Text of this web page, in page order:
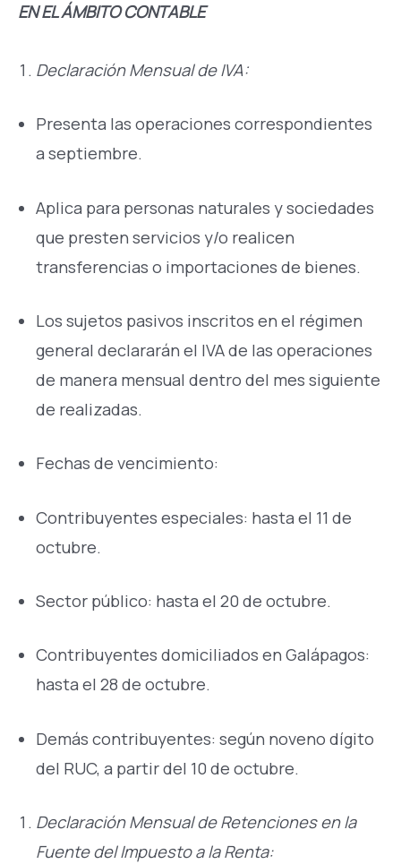
EN EL ÁMBITO CONTABLE
Declaración Mensual de IVA:
Presenta las operaciones correspondientes
a septiembre.
Aplica para personas naturales y sociedades
que presten servicios y/o realicen
transferencias o importaciones de bienes.
Los sujetos pasivos inscritos en el régimen
general declararán el IVA de las operaciones
de manera mensual dentro del mes siguiente
de realizadas.
Fechas de vencimiento:
Contribuyentes especiales: hasta el 11 de
octubre.
Sector público: hasta el 20 de octubre.
Contribuyentes domiciliados en Galápagos:
hasta el 28 de octubre.
Demás contribuyentes: según noveno dígito
del RUC, a partir del 10 de octubre.
Declaración Mensual de Retenciones en la
Fuente del Impuesto a la Renta: